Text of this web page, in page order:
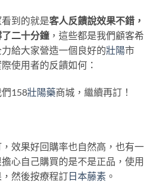
到的就是客人反饋說效果不錯，
二十分鐘，這些都是我們顧客希
給大家營造一個良好的壯陽市
使用者的反饋如何：
158壯陽藥商城，繼續再訂！
效果好回購率也自然高，也有一
心自己購買的是不是正品，使用
， 然後按療程訂日本藤素 。